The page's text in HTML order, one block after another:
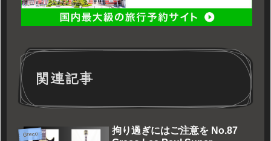
関連記事
Greco
拘り過ぎにはご注意を No.87